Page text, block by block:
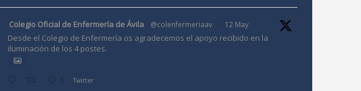
Colegio Oficial de Enfermería de Ávila @colenfermeriaav · 12 May
Desde el Colegio de Enfermería os agradecemos el apoyo recibido en la
iluminación de los 4 postes.
1 Twitter